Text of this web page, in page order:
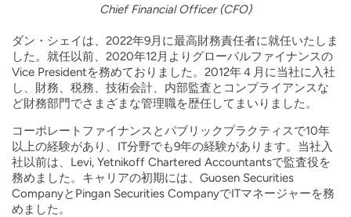
Chief Financial Officer (CFO)
ダン・シェイは、2022年9月に最高財務責任者に就任いたしま
した。就任以前、2020年12月よりグローバルファイナンスの
Vice Presidentを務めておりました。2012年４月に当社に入社
し、財務、税務、技術会計、内部監査とコンプライアンスな
ど財務部門でさまざまな管理職を歴任してまいりました。
コーポレートファイナンスとパブリックプラクティスで10年
以上の経験があり、IT分野でも9年の経験があります。当社入
社以前は、Levi, Yetnikoff Chartered Accountantsで監査役を
務めました。キャリアの初期には、Guosen Securities
CompanyとPingan Securities CompanyでITマネージャーを務
めました。